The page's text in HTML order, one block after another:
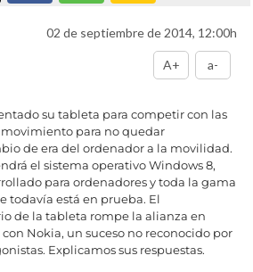
02 de septiembre de 2014, 12:00h
A+ a-
su tableta para competir con las
movimiento para no quedar
de era del ordenador a la movilidad.
el sistema operativo Windows 8,
para ordenadores y toda la gama
todavía está en prueba. El
de la tableta rompe la alianza en
Nokia, un suceso no reconocido por
Explicamos sus respuestas.